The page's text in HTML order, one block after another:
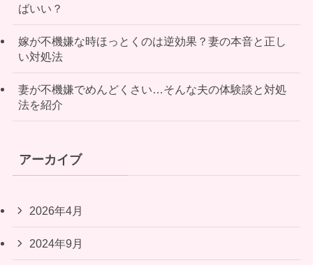
ばいい？
嫁が不機嫌な時ほっとくのは逆効果？妻の本音と正し
い対処法
妻が不機嫌でめんどくさい…そんな夫の体験談と対処
法を紹介
アーカイブ
2026年4月
2024年9月